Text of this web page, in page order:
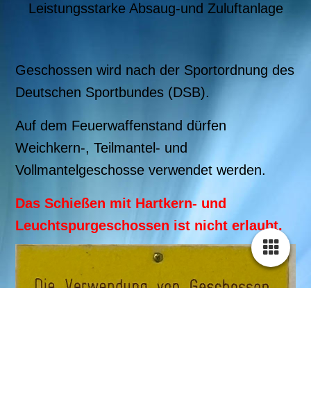
Leistungsstarke Absaug-und Zuluftanlage
Geschossen wird nach der Sportordnung des
Deutschen Sportbundes (DSB).
Auf dem Feuerwaffenstand dürfen
Weichkern-, Teilmantel- und
Vollmantelgeschosse verwendet werden.
Das Schießen mit Hartkern- und
Leuchtspurgeschossen ist nicht erlaubt.